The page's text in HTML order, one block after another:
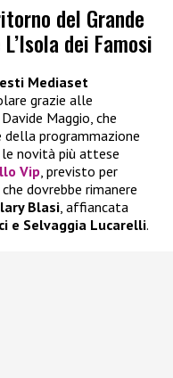
del Grande
dei Famosi
Mediaset
grazie alle
Maggio, che
programmazione
le novità più attese
Vip , previsto per
che dovrebbe rimanere
Blasi , affiancata
e Selvaggia Lucarelli.